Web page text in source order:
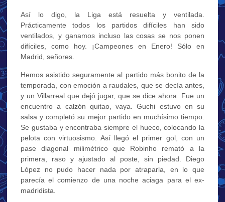
Así lo digo, la Liga está resuelta y ventilada.
Prácticamente todos los partidos difíciles han sido
ventilados, y ganamos incluso las cosas se nos ponen
difíciles, como hoy. ¡Campeones en Enero! Sólo en
Madrid, señores.
Hemos asistido seguramente al partido más bonito de la
temporada, con emoción a raudales, que se decía antes,
y un Villarreal que dejó jugar, que se dice ahora. Fue un
encuentro a calzón quitao, vaya. Guchi estuvo en su
salsa y completó su mejor partido en muchísimo tiempo.
Se gustaba y encontraba siempre el hueco, colocando la
pelota con virtuosismo. Así llegó el primer gol, con un
pase diagonal milimétrico que Robinho remató a la
primera, raso y ajustado al poste, sin piedad. Diego
López no pudo hacer nada por atraparla, en lo que
parecía el comienzo de una noche aciaga para el ex-
madridista.